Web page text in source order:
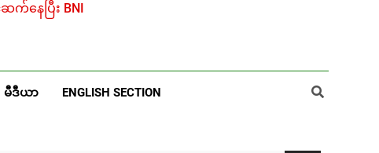
နေပြီး BNI
မီဒီယာ ENGLISH SECTION